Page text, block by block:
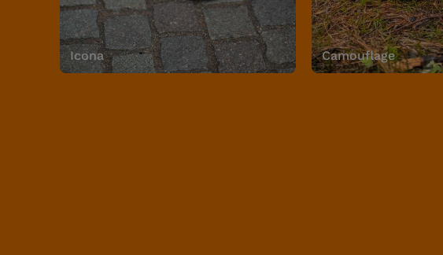
Icona Camouflage